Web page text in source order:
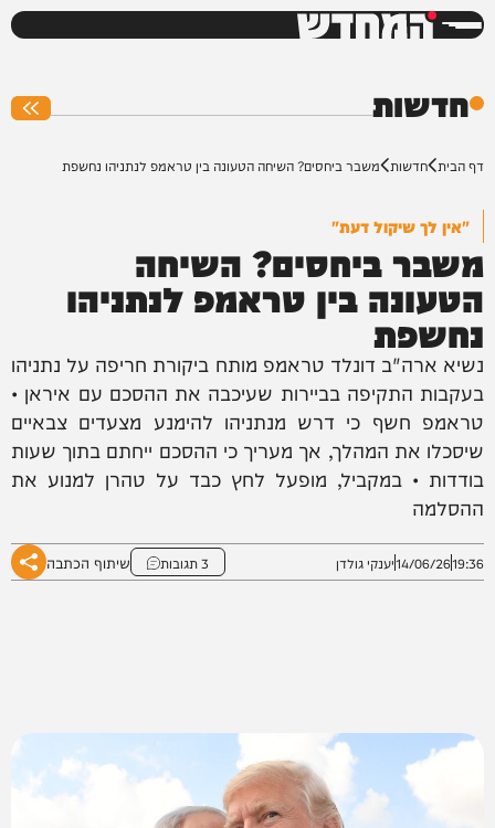
המחדש
חדשות
דף הבית חדשות משבר ביחסים? השיחה הטעונה בין טראמפ לנתניהו נחשפת
"אין לך שיקול דעת"
משבר ביחסים? השיחה
הטעונה בין טראמפ לנתניהו
נחשפת
נשיא ארה"ב דונלד טראמפ מותח ביקורת חריפה על נתניהו
בעקבות התקיפה בביירות שעיכבה את ההסכם עם איראן •
טראמפ חשף כי דרש מנתניהו להימנע מצעדים צבאיים
שיסכלו את המהלך, אך מעריך כי ההסכם ייחתם בתוך שעות
בודדות • במקביל, מופעל לחץ כבד על טהרן למנוע את
ההסלמה
19:36
14/06/26יענקי גולדן 3 תגובות שיתוף הכתבה